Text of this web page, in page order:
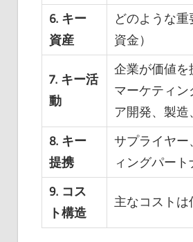
6. キー
資産
どのような
資金）
7. キー活
動
企業が価値を
マーケティン
ア開発、製造
8. キー
提携
サプライヤー
ィングパート
9. コス
ト構造
主なコストは